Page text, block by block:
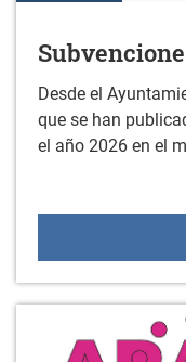
Desde el
que se han
el año 2026 en el